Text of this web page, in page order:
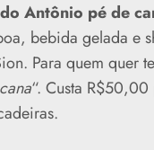
Antônio pé de
bebida gelada e
Para quem quer
“. Custa